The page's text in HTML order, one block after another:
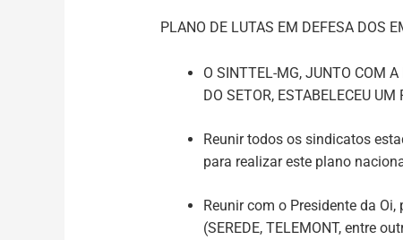
PLANO DE LUTAS EM DEFESA DOS
O SINTTEL-MG, JUNTO COM
DO SETOR, ESTABELECEU
Reunir todos os sindicatos
para realizar este plano
Reunir com o Presidente da
(SEREDE, TELEMONT, entre